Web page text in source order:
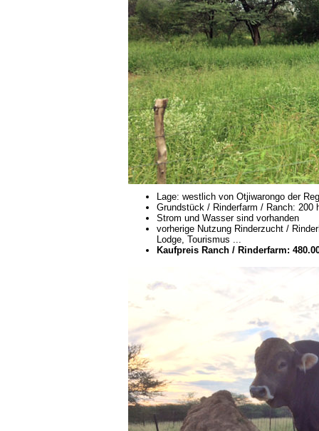
Lage: westlich von Otjiwarongo der
Grundstück / Rinderfarm / Ranch: 200
Strom und Wasser sind vorhanden
vorherige Nutzung Rinderzucht /
Lodge, Tourismus ...
Kaufpreis Ranch / Rinderfarm: